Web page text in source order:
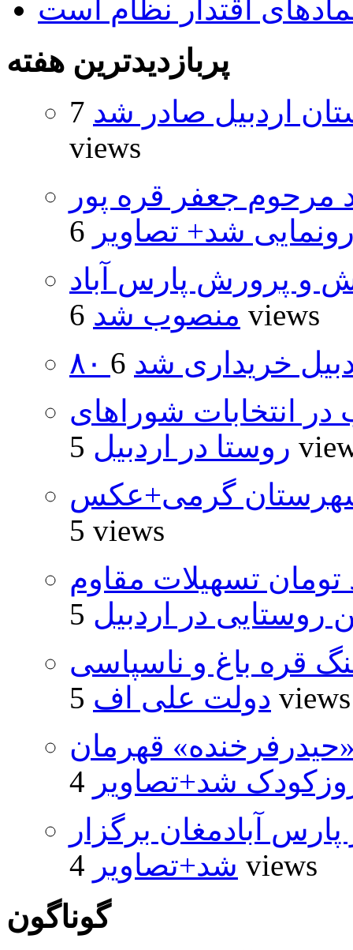
اقتدار نظام است
پربازدیدترین هفته
اردبیل صادر شد 7
views
مرحوم جعفر قره پور
شد+ تصاویر
و پرورش پارس آباد
منصوب شد 6 views
خریداری شد
۵۰۰۰ داوطلب در انتخابات شوراهای
روستا در اردبیل 5
گرمی+عکس
5 views
و ۴۸۰ میلیارد تومان تسهیلات مقاوم
در اردبیل
قره باغ و ناسپاسی
دولت علی اف 5 views
قهرمان
شد+تصاویر
آبادمغان برگزار
شد+تصاویر 4 views
گوناگون